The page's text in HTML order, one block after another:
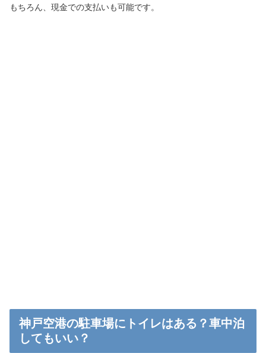
もちろん、現金での支払いも可能です。
神戸空港の駐車場にトイレはある？車中泊
してもいい？